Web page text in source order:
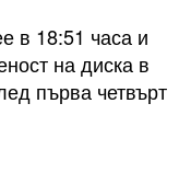
в 18:51 часа и
на диска в
първа четвърт